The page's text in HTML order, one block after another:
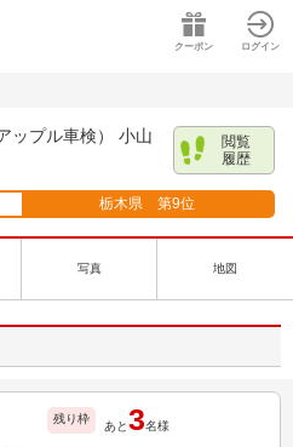
クーポン ログイン
ップル車検） 小山
閲覧
履歴
栃木県 第9位
写真 地図
残り枠
あと3名様